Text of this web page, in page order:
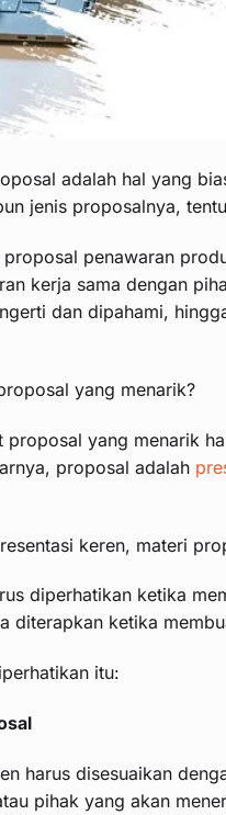
adalah hal yang
jenis proposalnya,
penawaran
kerja sama dengan
dan dipahami,
yang menarik?
yang menarik
proposal adalah
keren, materi
diperhatikan ketika
diterapkan ketika
itu:
harus disesuaikan
pihak yang akan